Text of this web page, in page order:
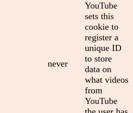
never
YouTube
sets this
cookie to
register a
unique ID
to store
data on
what videos
from
YouTube